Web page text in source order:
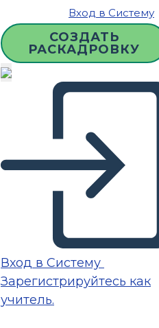
Вход в Систему
СОЗДАТЬ
РАСКАДРОВКУ
Вход в Систему
Зарегистрируйтесь как
учитель.